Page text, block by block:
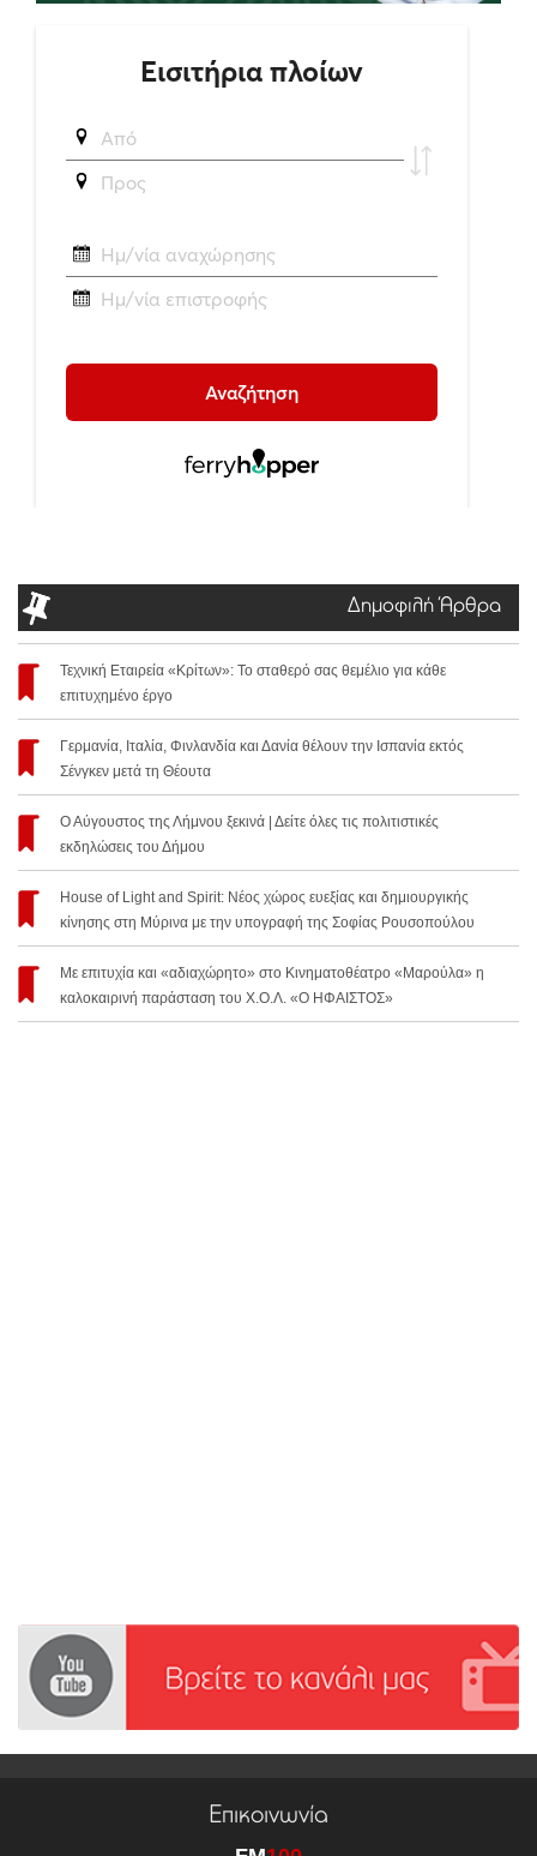
Δημοφιλή Άρθρα
Τεχνική Εταιρεία «Κρίτων»: Το σταθερό σας θεμέλιο για κάθε
επιτυχημένο έργο
Γερμανία, Ιταλία, Φινλανδία και Δανία θέλουν την Ισπανία εκτός
Σένγκεν μετά τη Θέουτα
Ο Αύγουστος της Λήμνου ξεκινά | Δείτε όλες τις πολιτιστικές
εκδηλώσεις του Δήμου
House of Light and Spirit: Νέος χώρος ευεξίας και δημιουργικής
κίνησης στη Μύρινα με την υπογραφή της Σοφίας Ρουσοπούλου
Με επιτυχία και «αδιαχώρητο» στο Κινηματοθέατρο «Μαρούλα» η
καλοκαιρινή παράσταση του Χ.Ο.Λ. «Ο ΗΦΑΙΣΤΟΣ»
Επικοινωνία